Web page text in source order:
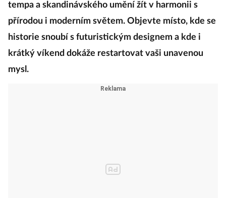
tempa a skandinávského umění žít v harmonii s
přírodou i moderním světem. Objevte místo, kde se
historie snoubí s futuristickým designem a kde i
krátký víkend dokáže restartovat vaši unavenou
mysl.